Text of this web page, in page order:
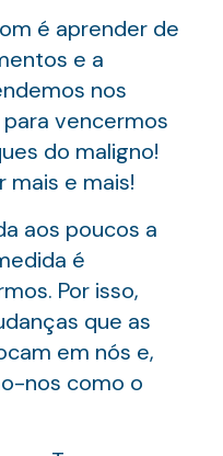
é aprender de
e a
nos
vencermos
do maligno!
mais e mais!
aos poucos a
é
Por isso,
que as
em nós e,
nos como o